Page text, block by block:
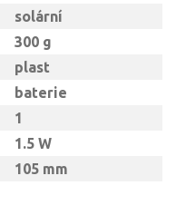
solární
300 g
plast
baterie
1
1.5 W
105 mm